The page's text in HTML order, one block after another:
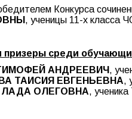
Конкурса
, ученицы 11-х класса
призеры среди
АНДРЕЕВИЧ ,
ТАИСИЯ ЕВГЕНЬЕВНА,
ЛАДА ОЛЕГОВНА,